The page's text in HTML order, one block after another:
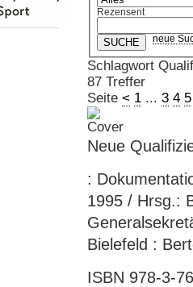
Rezensent
neue
Schlagwort
87 Treffer
Seite < 1... 3 4 5
Neue
:
1995 / Hrsg.:
Bielefeld :
ISBN 978-3-